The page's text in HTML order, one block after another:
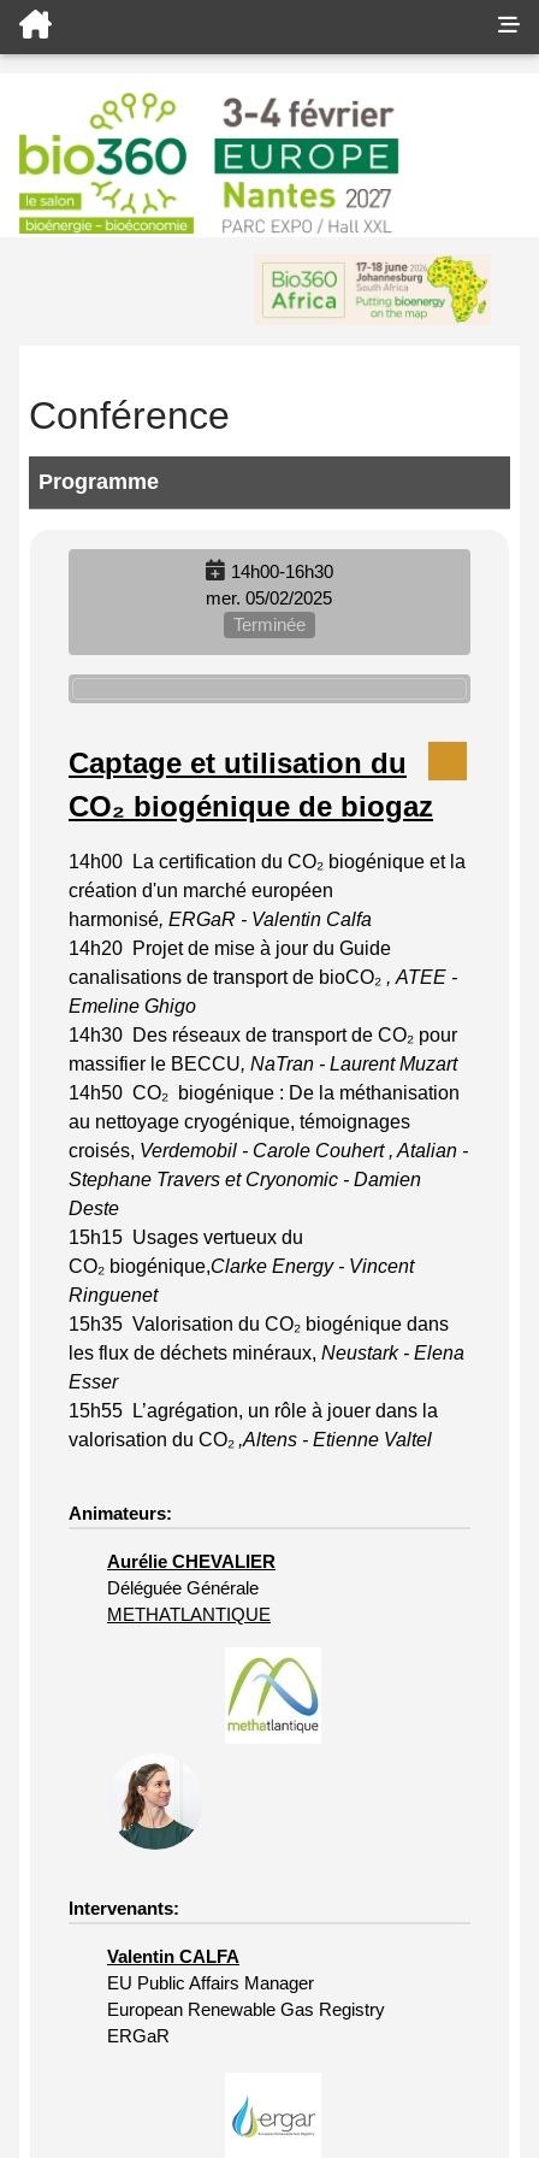
Conférence
Programme
14h00-16h30
mer. 05/02/2025
Terminée
Captage et utilisation du
CO₂ biogénique de biogaz
14h00 La certification du CO₂ biogénique et la
création d'un marché européen
harmonisé, ERGaR - Valentin Calfa
14h20 Projet de mise à jour du Guide
canalisations de transport de bioCO₂ , ATEE -
Emeline Ghigo
14h30 Des réseaux de transport de CO₂ pour
massifier le BECCU, NaTran - Laurent Muzart
14h50 CO₂ biogénique : De la méthanisation
au nettoyage cryogénique, témoignages
croisés, Verdemobil - Carole Couhert , Atalian -
Stephane Travers et Cryonomic - Damien
Deste
15h15 Usages vertueux du
CO₂ biogénique,Clarke Energy - Vincent
Ringuenet
15h35 Valorisation du CO₂ biogénique dans
les flux de déchets minéraux, Neustark - Elena
Esser
15h55
L’agrégation, un rôle à jouer dans la
valorisation du CO₂ ,Altens - Etienne Valtel
Animateurs:
Aurélie CHEVALIER
Déléguée Générale
METHATLANTIQUE
Intervenants:
Valentin CALFA
EU Public Affairs Manager
European Renewable Gas Registry
ERGaR